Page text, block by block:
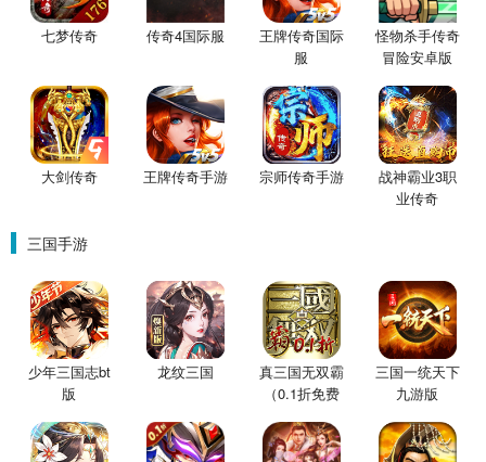
七梦传奇 传奇4国际服
王牌传奇国际
服
怪物杀手传奇
冒险安卓版
大剑传奇 王牌传奇手游 宗师传奇手游
战神霸业3职
业传奇
三国手游
少年三国志bt
版
龙纹三国
真三国无双霸
（0.1折免费
三国一统天下
九游版